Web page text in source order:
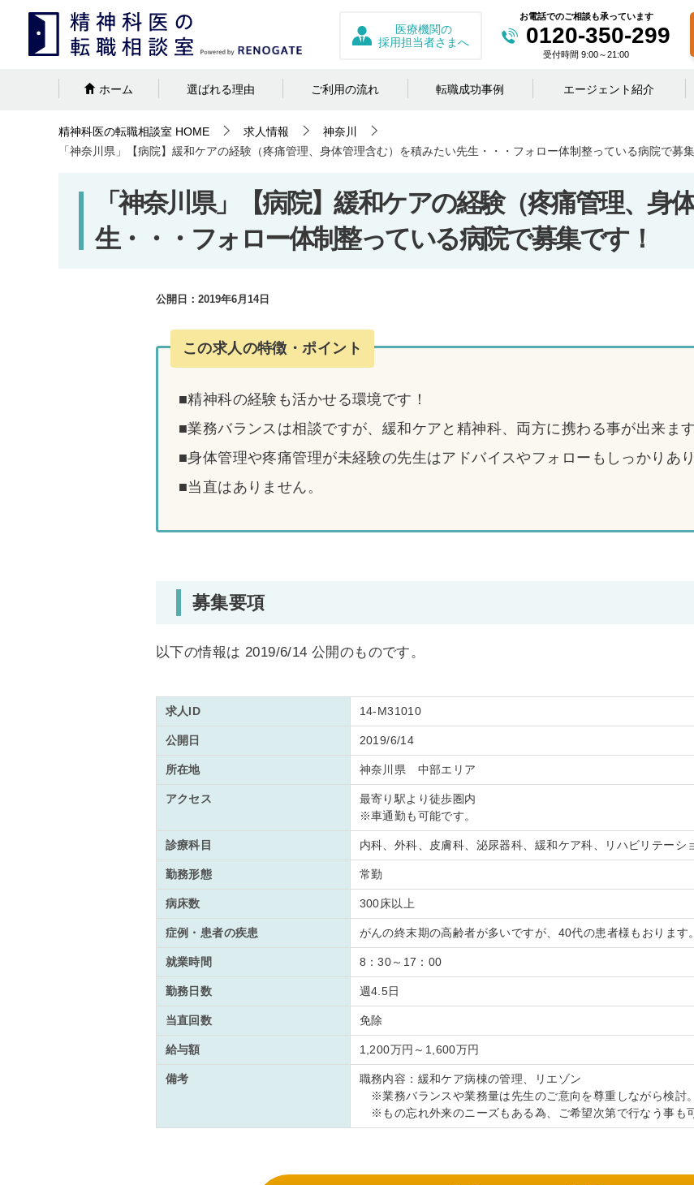
お電話でのご相談も承っています
0120-350-299
受付時間 9:00～21:00
医療機関の
採用担当者さまへ
ホーム 選ばれる理由 ご利用の流れ 転職成功事例 エージェント紹介
精神科医の転職相談室 HOME 求人情報
神奈川
「神奈川県」【病院】緩和ケアの経験（疼痛管理、身体管理含む）を積みたい先生・・・フォロー体制整っている病院で募集
「神奈川県」【病院】緩和ケアの経験（疼痛管理、身
生・・・フォロー体制整っている病院で募集です！
公開日： 2019年6月14日
この求人の特徴・ポイント
■精神科の経験も活かせる環境です！
■業務バランスは相談ですが、緩和ケアと精神科、両方に携わる事が出来ます
■身体管理や疼痛管理が未経験の先生はアドバイスやフォローもしっかりあ
■当直はありません。
募集要項
以下の情報は 2019/6/14 公開のものです。
求人ID 14-M31010
公開日 2019/6/14
所在地 神奈川県 中部エリア
アクセス
最寄り駅より徒歩圏内
※車通勤も可能です。
診療科目 内科、外科、皮膚科、泌尿器科、緩和ケア科、リハビリテーシ
勤務形態 常勤
病床数 300床以上
症例・患者の疾患 がんの終末期の高齢者が多いですが、40代の患者様もおります。
就業時間 8：30～17：00
勤務日数 週4.5日
当直回数 免除
給与額 1,200万円～1,600万円
備考
職務内容：緩和ケア病棟の管理、リエゾン
※業務バランスや業務量は先生のご意向を尊重しながら検討。
※もの忘れ外来のニーズもある為、ご希望次第で行なう事も